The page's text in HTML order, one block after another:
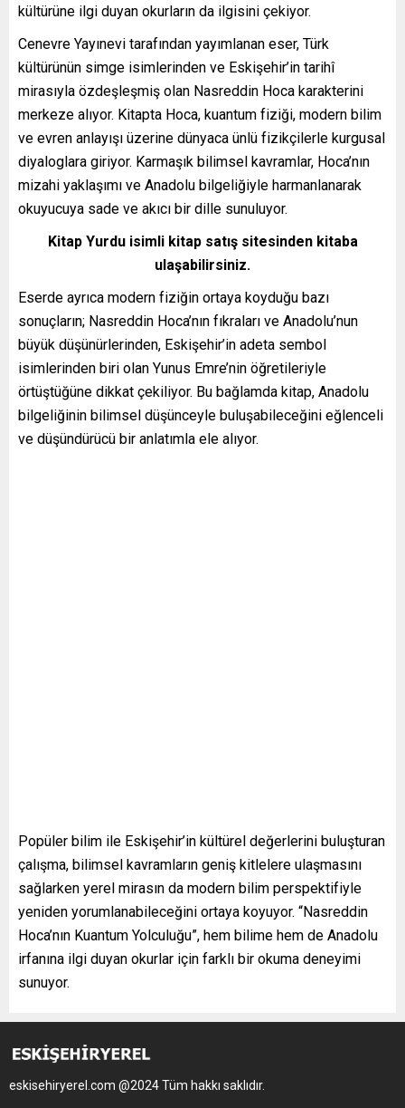
kültürüne ilgi duyan okurların da ilgisini çekiyor.
Cenevre Yayınevi tarafından yayımlanan eser, Türk
kültürünün simge isimlerinden ve Eskişehir’in tarihî
mirasıyla özdeşleşmiş olan Nasreddin Hoca karakterini
merkeze alıyor. Kitapta Hoca, kuantum fiziği, modern bilim
ve evren anlayışı üzerine dünyaca ünlü fizikçilerle kurgusal
diyaloglara giriyor. Karmaşık bilimsel kavramlar, Hoca’nın
mizahi yaklaşımı ve Anadolu bilgeliğiyle harmanlanarak
okuyucuya sade ve akıcı bir dille sunuluyor.
Kitap Yurdu isimli kitap satış sitesinden kitaba
ulaşabilirsiniz.
Eserde ayrıca modern fiziğin ortaya koyduğu bazı
sonuçların; Nasreddin Hoca’nın fıkraları ve Anadolu’nun
büyük düşünürlerinden, Eskişehir’in adeta sembol
isimlerinden biri olan Yunus Emre’nin öğretileriyle
örtüştüğüne dikkat çekiliyor. Bu bağlamda kitap, Anadolu
bilgeliğinin bilimsel düşünceyle buluşabileceğini eğlenceli
ve düşündürücü bir anlatımla ele alıyor.
Popüler bilim ile Eskişehir’in kültürel değerlerini buluşturan
çalışma, bilimsel kavramların geniş kitlelere ulaşmasını
sağlarken yerel mirasın da modern bilim perspektifiyle
yeniden yorumlanabileceğini ortaya koyuyor. “Nasreddin
Hoca’nın Kuantum Yolculuğu”, hem bilime hem de Anadolu
irfanına ilgi duyan okurlar için farklı bir okuma deneyimi
sunuyor.
eskisehiryerel.com @2024 Tüm hakkı saklıdır.